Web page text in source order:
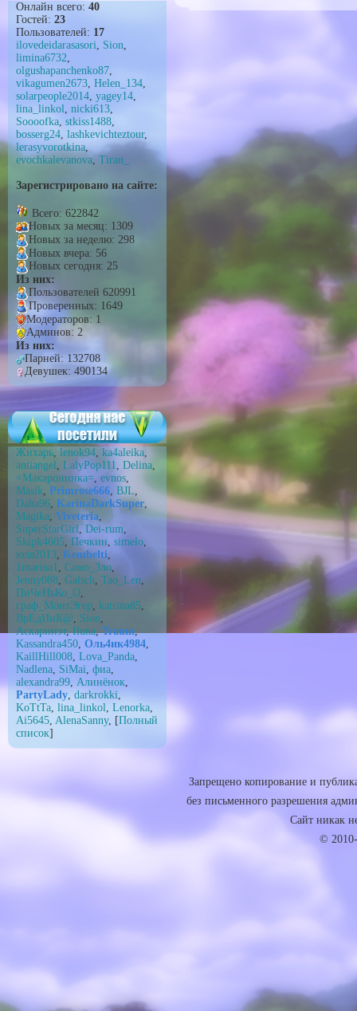
Онлайн всего: 40
Гостей: 23
Пользователей: 17
ilovedeidarasasori, Sion,
limina6732,
olgushapanchenko87,
vikagumen2673, Helen_134,
solarpeople2014, yagey14,
lina_linkol, nicki613,
Soooofka, stkiss1488,
bosserg24, lashkevichteztour,
lerasyvorotkina,
evochkalevanova, Tiran_
Зарегистрировано на сайте:
Всего: 622842
Новых за месяц: 1309
Новых за неделю: 298
Новых вчера: 56
Новых сегодня: 25
Из них:
Пользователей 620991
Проверенных: 1649
Модераторов: 1
Админов: 2
Из них:
Парней: 132708
Девушек: 490134
Жихарь,lenok94, ka4aleika,
antiangel , LalyPop111, Delina,
=Макаронинка=, evnos,
Masik, Primrose666, BJL,
Daha96, KarinaDarkSuper,
Magika, Viveteria,
SuperStarGirl, Dei-rum,
Skipk4605,Печкин, simelo,
юля2013, Kembelti,
1marina1, Само_Зло,
Jenny088, Galsch, Tao_Len,
ПиЧеНьКо_О,
граф_МонтЭгер, katrina85,
ВрEдИнК@, Sion,
Аскаринэт,Iluna,Traum,
Kassandra450, Оль4ик4984,
KaillHill008, Lova_Panda,
Nadlena, SiMai, фиа,
alexandra99, Алинёнок,
PartyLady, darkrokki,
KoTtTa, lina_linkol, Lenorka,
Ai5645, AlenaSanny, [Полный
список]
Запрещено копирование и
без письменного разрешения
Сайт никак
©